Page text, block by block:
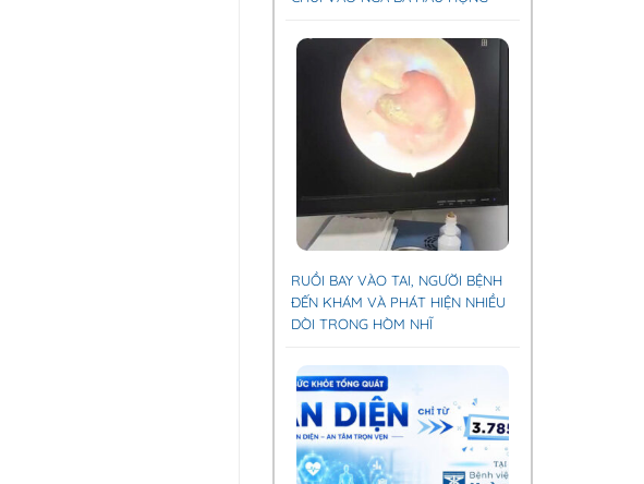
RUỒI BAY VÀO TAI, NGƯỜI BỆNH
ĐẾN KHÁM VÀ PHÁT HIỆN NHIỀU
DÒI TRONG HÒM NHĨ